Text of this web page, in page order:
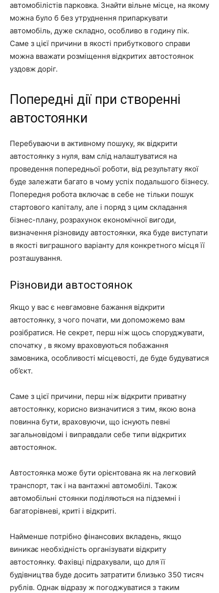
автомобілістів парковка. Знайти вільне місце, на якому
можна було б без утруднення припаркувати
автомобіль, дуже складно, особливо в годину пік.
Саме з цієї причини в якості прибуткового справи
можна вважати розміщення відкритих автостоянок
уздовж доріг.
Попередні дії при створенні
автостоянки
Перебуваючи в активному пошуку, як відкрити
автостоянку з нуля, вам слід налаштуватися на
проведення попередньої роботи, від результату якої
буде залежати багато в чому успіх подальшого бізнесу.
Попередня робота включає в себе не тільки пошук
стартового капіталу, але і поряд з цим складання
бізнес-плану, розрахунок економічної вигоди,
визначення різновиду автостоянки, яка буде виступати
в якості виграшного варіанту для конкретного місця її
розташування.
Різновиди автостоянок
Якщо у вас є невгамовне бажання відкрити
автостоянку, з чого почати, ми допоможемо вам
розібратися. Не секрет, перш ніж щось споруджувати,
спочатку , в якому враховуються побажання
замовника, особливості місцевості, де буде будуватися
об’єкт.
Саме з цієї причини, перш ніж відкрити приватну
автостоянку, корисно визначитися з тим, якою вона
повинна бути, враховуючи, що існують певні
загальновідомі і виправдали себе типи відкритих
автостоянок.
Автостоянка може бути орієнтована як на легковий
транспорт, так і на вантажні автомобілі. Також
автомобільні стоянки поділяються на підземні і
багаторівневі, криті і відкриті.
Найменше потрібно фінансових вкладень, якщо
виникає необхідність організувати відкриту
автостоянку. Фахівці підрахували, що для її
будівництва буде досить затратити близько 350 тисяч
рублів. Однак відразу ж погоджуватися з таким